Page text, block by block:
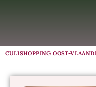
CULISHOPPING OOST-